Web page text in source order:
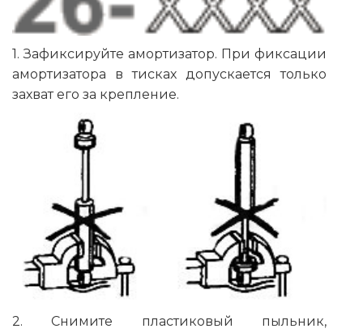
1. Зафиксируйте амортизатор. При фиксации
амортизатора в тисках допускается только
захват его за крепление.
2. Снимите пластиковый пыльник,